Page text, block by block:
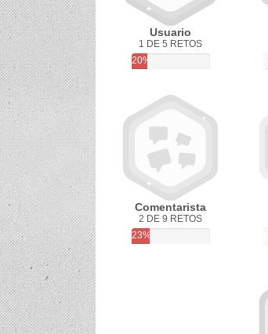
Usuario
1 DE 5 RETOS
20%
Comentarista
2 DE 9 RETOS
23%